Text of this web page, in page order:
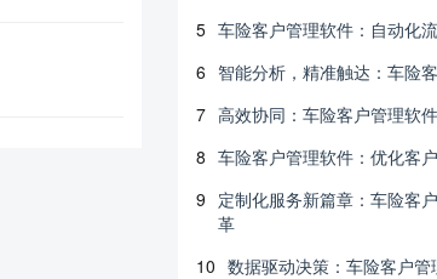
5 车险客户管理软件：自动化
6 智能分析，精准触达：车险
7 高效协同：车险客户管理软
8 车险客户管理软件：优化客
9 定制化服务新篇章：车险客
革
10 数据驱动决策：车险客户